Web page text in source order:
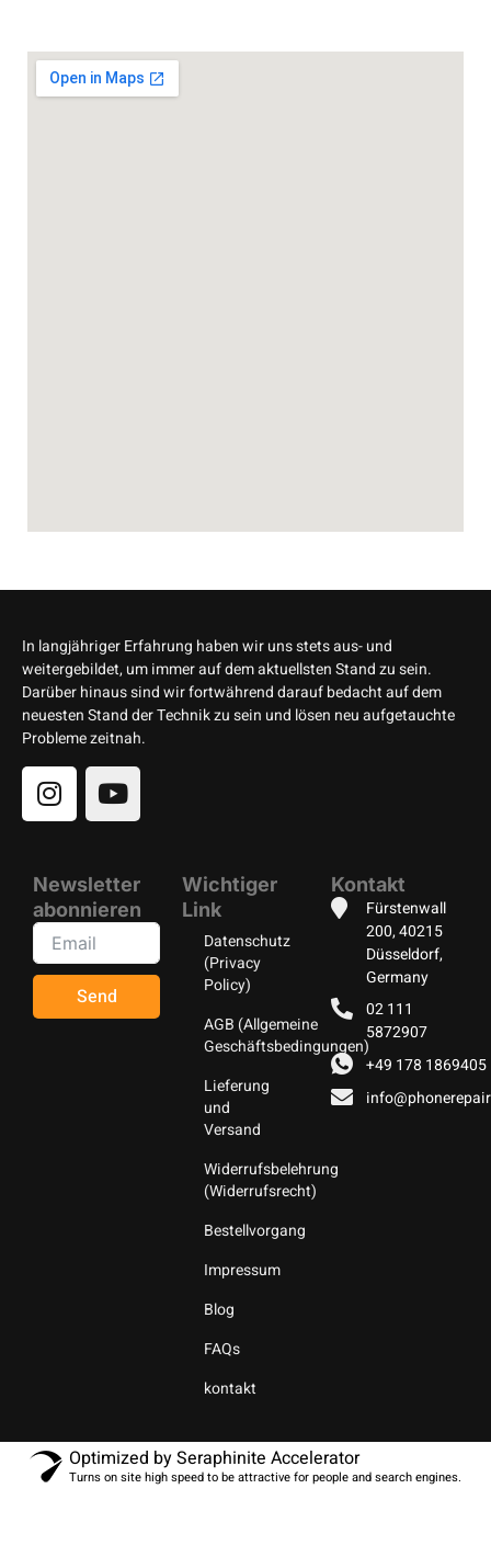
In langjähriger Erfahrung haben wir uns stets aus- und
weitergebildet, um immer auf dem aktuellsten Stand zu sein.
Darüber hinaus sind wir fortwährend darauf bedacht auf dem
neuesten Stand der Technik zu sein und lösen neu aufgetauchte
Probleme zeitnah.
Kontakt
Fürstenwall
200, 40215
Düsseldorf,
Germany
02 111
5872907
+49 178 1869405
Wichtiger
Link
Datenschutz
(Privacy
Policy)
AGB (Allgemeine
Geschäftsbedingungen)
Lieferung
und
Versand
Widerrufsbelehrung
(Widerrufsrecht)
Bestellvorgang
Impressum
Blog
FAQs
kontakt
Newsletter
abonnieren
Send
Optimized by Seraphinite Accelerator
Turns on site high speed to be attractive for people and search engines.